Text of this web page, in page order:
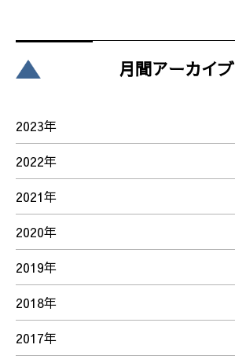
月間アーカイブ
2023年
2022年
2021年
2020年
2019年
2018年
2017年